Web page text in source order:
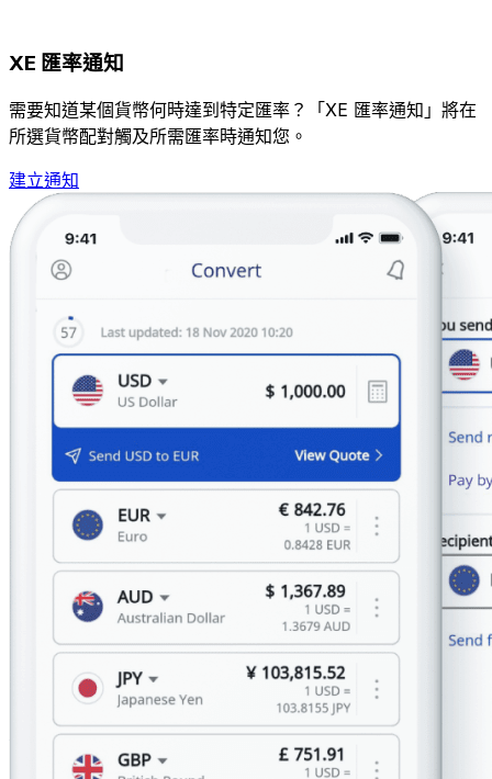
XE 匯率通知
需要知道某個貨幣何時達到特定匯率？「XE 匯率通知」將在
所選貨幣配對觸及所需匯率時通知您。
建立通知